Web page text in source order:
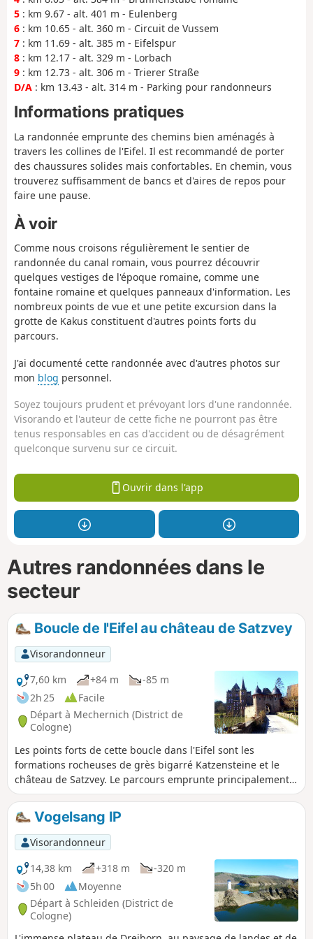
5 : km 9.67 - alt. 401 m - Eulenberg
6 : km 10.65 - alt. 360 m - Circuit de Vussem
7 : km 11.69 - alt. 385 m - Eifelspur
8 : km 12.17 - alt. 329 m - Lorbach
9 : km 12.73 - alt. 306 m - Trierer Straße
D/A : km 13.43 - alt. 314 m - Parking pour randonneurs
Informations pratiques
La randonnée emprunte des chemins bien aménagés à
travers les collines de l'Eifel. Il est recommandé de porter
des chaussures solides mais confortables. En chemin, vous
trouverez suffisamment de bancs et d'aires de repos pour
faire une pause.
À voir
Comme nous croisons régulièrement le sentier de
randonnée du canal romain, vous pourrez découvrir
quelques vestiges de l'époque romaine, comme une
fontaine romaine et quelques panneaux d'information. Les
nombreux points de vue et une petite excursion dans la
grotte de Kakus constituent d'autres points forts du
parcours.
J'ai documenté cette randonnée avec d'autres photos sur
mon blog personnel.
Soyez toujours prudent et prévoyant lors d'une randonnée.
Visorando et l'auteur de cette fiche ne pourront pas être
tenus responsables en cas d'accident ou de désagrément
quelconque survenu sur ce circuit.
Ouvrir dans l'app
Autres randonnées dans le
secteur
Boucle de l'Eifel au château de Satzvey
Visorandonneur
7,60 km
+84 m
-85 m
2h 25
Facile
Départ à Mechernich (District de
Cologne)
Les points forts de cette boucle dans l'Eifel sont les
formations rocheuses de grès bigarré Katzensteine et le
château de Satzvey. Le parcours emprunte principalement
des chemins forestiers larges et en partie caillouteux, avec
seulement un court passage sur un sentier.
Vogelsang IP
Visorandonneur
14,38 km
+318 m
-320 m
5h 00
Moyenne
Départ à Schleiden (District de
Cologne)